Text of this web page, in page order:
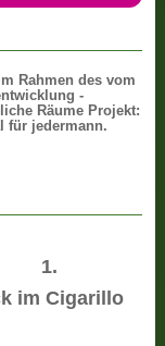
Rahmen des vom
-
Räume Projekt:
für jedermann.
1.
im Cigarillo